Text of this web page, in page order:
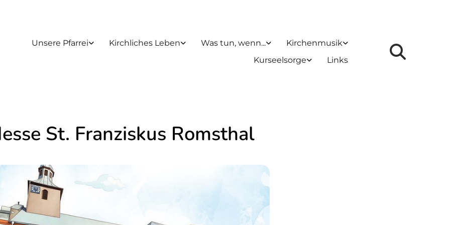
Unsere Pfarrei Kirchliches Leben Was tun, wenn...
Kirchenmusik
Kurseelsorge
Links
St. Franziskus Romsthal